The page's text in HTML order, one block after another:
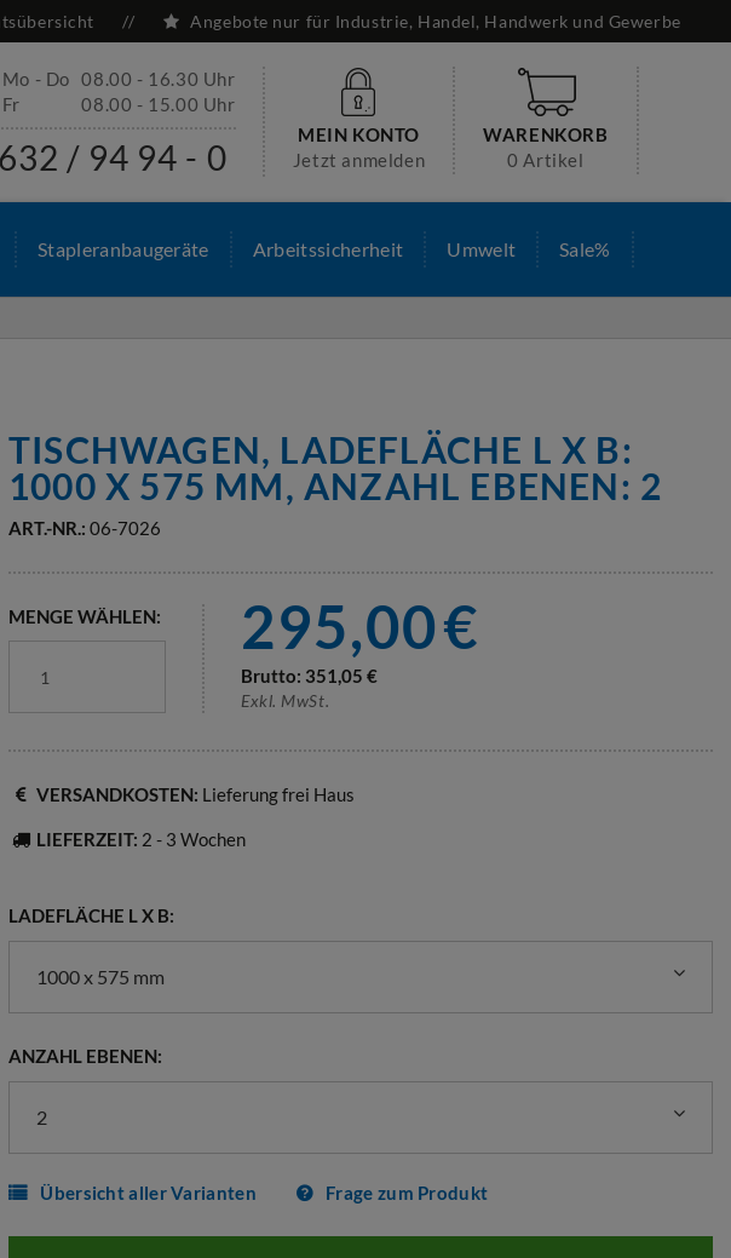
Angebote nur für Industrie, Handel, Handwerk und Gewerbe
Mo - Do 08.00 - 16.30 Uhr
Fr
08.00 - 15.00 Uhr
/ 94 94 - 0
MEIN KONTO
Jetzt anmelden
WARENKORB
0 Artikel
Stapleranbaugeräte Arbeitssicherheit Umwelt Sale%
TISCHWAGEN, LADEFLÄCHE L X B:
1000 X 575 MM, ANZAHL EBENEN: 2
ART.-NR.: 06-7026
MENGE WÄHLEN: 295,00€
Brutto: 351,05 €
Exkl. MwSt.
VERSANDKOSTEN: Lieferung frei Haus
LIEFERZEIT: 2 - 3 Wochen
LADEFLÄCHE L X B:
1000 x 575 mm
ANZAHL EBENEN:
2
Übersicht aller Varianten Frage zum Produkt